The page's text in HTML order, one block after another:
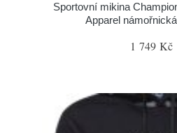
Sportovní mikina
Apparel
1 749 Kč